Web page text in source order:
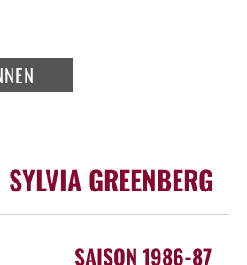
SYLVIA GREENBERG
SAISON 1986-87